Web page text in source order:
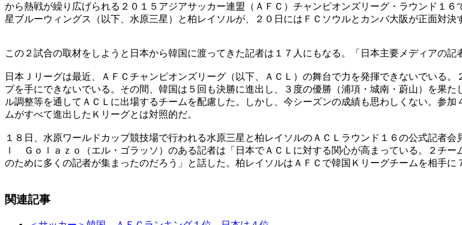
から熱戦が繰り広げられる２０１５アジアサッカー連盟（ＡＦＣ）チャンピオンズリーグ・ラウンド１
星ブルーウィングス（以下、水原三星）と柏レイソルが、２０日にはＦＣソウルとカンバ大阪が正面対決
この２試合の取材をしようと日本から韓国に渡ってきた記者は１７人にもなる。「日本主要メディアの記
日本Ｊリーグは最近、ＡＦＣチャンピオンズリーグ（以下、ＡＣＬ）の舞台で力を発揮できないでいる
プを手にできないでいる。その間、韓国は５回も決勝に進出し、３度の優勝（浦項・城南・蔚山）を果
ル調整等を通してＡＣＬに出場するチームを配慮した。しかし、今シーズンの成績も思わしくない。参
ムがすべて進出したＫリーグとは対照的だ。
１８日、水原ワールドカップ競技場で行われる水原三星と柏レイソルのＡＣＬラウンド１６の公式記者
ｌ Ｇｏｌａｚｏ（エル・ゴラッソ）のある記者は「日本でＡＣＬに対する関心が高まっている。２チ
のために多くの記者が集まったのだろう」と話した。柏レイソルはＡＦＣで韓国Ｋリーグチームを相手に
関連記事